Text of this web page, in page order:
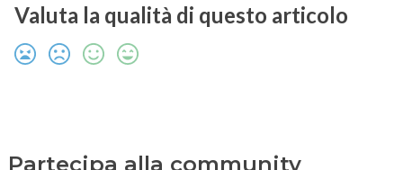
Valuta la qualità di questo articolo
Partecipa alla community